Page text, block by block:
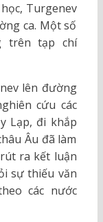
Turgenev
ca. Một số
trên tạp chí
lên đường
cứu các
Lạp, đi khắp
Âu đã làm
ra kết luận
sự thiếu văn
các nước